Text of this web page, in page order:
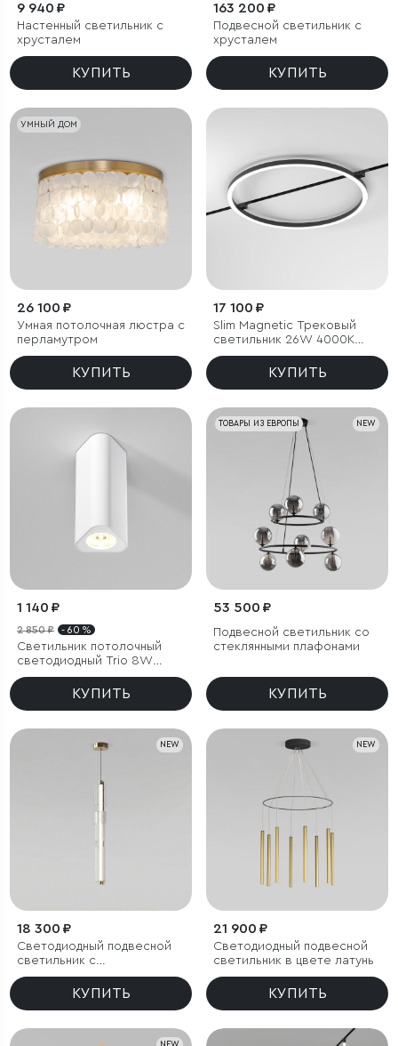
9 940 ₽
Настенный светильник с
хрусталем
КУПИТЬ
163 200 ₽
Подвесной светильник с
хрусталем
КУПИТЬ
УМНЫЙ ДОМ
26 100 ₽
Умная потолочная люстра с
перламутром
КУПИТЬ
17 100 ₽
Slim Magnetic Трековый
светильник 26W 4000K
Most чёрный
КУПИТЬ
1 140 ₽
2 850 ₽ - 60 %
Светильник потолочный
светодиодный Trio 8W
3000K белый
КУПИТЬ
NEW
ТОВАРЫ ИЗ ЕВРОПЫ
53 500 ₽
Подвесной светильник со
стеклянными плафонами
КУПИТЬ
NEW
18 300 ₽
Светодиодный подвесной
светильник с
регулировкой цветовой
температурыКУПИТЬ
NEW
21 900 ₽
Светодиодный подвесной
светильник в цвете латунь
КУПИТЬ